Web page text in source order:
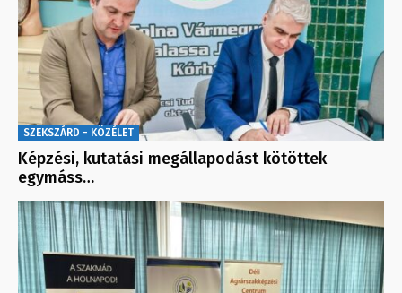
SZEKSZÁRD - KÖZÉLET
Képzési, kutatási megállapodást kötöttek
egymáss…